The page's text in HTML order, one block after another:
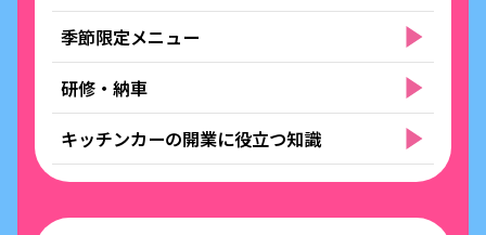
季節限定メニュー
研修・納車
キッチンカーの開業に役立つ知識